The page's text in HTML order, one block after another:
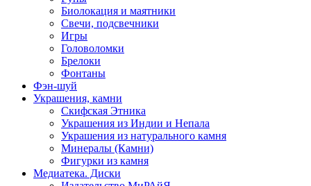
Биолокация и маятники
Свечи, подсвечники
Игры
Головоломки
Брелоки
Фонтаны
Фэн-шуй
Украшения, камни
Скифская Этника
Украшения из Индии и Непала
Украшения из натурального камня
Минералы (Камни)
Фигурки из камня
Медиатека. Диски